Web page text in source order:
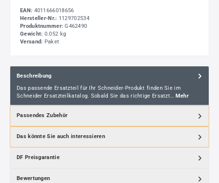
EAN: 4011666018656
Hersteller-Nr.: 1129702534
Produktnummer: G462490
Gewicht: 0.052 kg
Versand: Paket
Beschreibung
Das passende Ersatzteil für Ihr Schneider-Produkt finden Sie im
Schneider Ersatzteilkatalog. Sobald Sie das richtige Ersatzt… Mehr
Passendes Zubehör
Das könnte Sie auch interessieren
DF Preisgarantie
Bewertungen